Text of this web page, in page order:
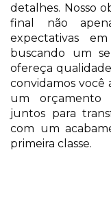
detalhes. Nosso
final não
expectativas
buscando um
ofereça
convidamos você
um orçamento
juntos para
com um
primeira classe.